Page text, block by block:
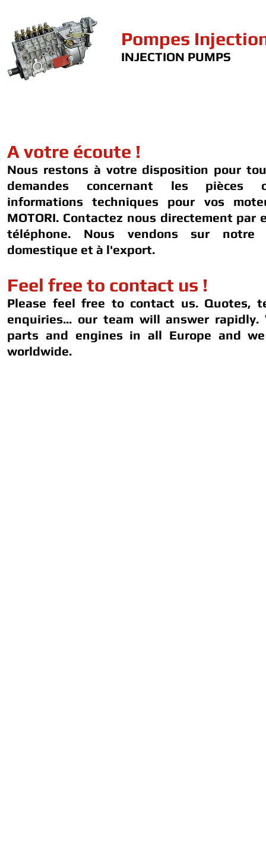
Pompes
INJECTION PUMPS
A votre écoute !
Nous restons à votre disposition pour
demandes concernant les pièces
informations techniques pour vos
MOTORI. Contactez nous directement par
téléphone. Nous vendons sur notre
domestique et à l'export.
Feel free to contact us !
Please feel free to contact us. Quotes,
enquiries... our team will answer rapidly.
parts and engines in all Europe and
worldwide.